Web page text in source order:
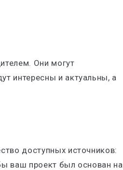
Они могут
интересны и актуальны, а
доступных источников:
ваш проект был основан на